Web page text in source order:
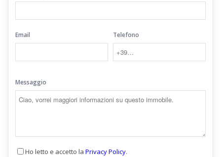
Email Telefono
Messaggio
Ho letto e accetto la Privacy Policy.